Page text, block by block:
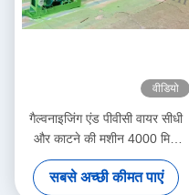
वीडियो
गैल्वनाइजिंग एंड पीवीसी वायर सीधी
और काटने की मशीन 4000 मिमी
चौड़ाई के लिए
सबसे अच्छी कीमत पाएं